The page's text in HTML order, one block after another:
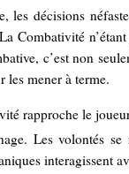
les décisions
Combativité
c’est non
les mener à terme.
rapproche le
Les volontés
interagissent